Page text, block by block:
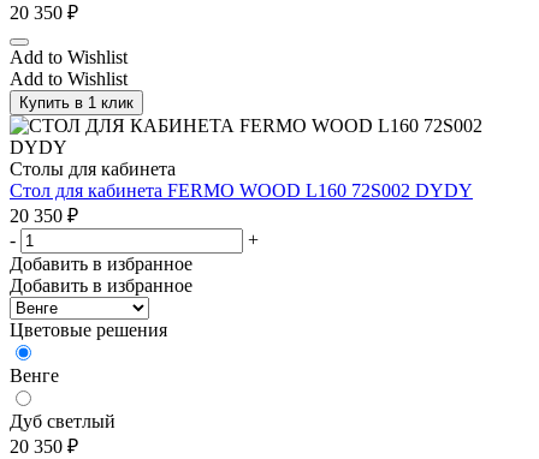
20 350 ₽
Add to Wishlist
Add to Wishlist
Купить в 1 клик
Столы для кабинета
Стол для кабинета FERMO WOOD L160 72S002 DYDY
20 350 ₽
-
+
Добавить в избранное
Добавить в избранное
Цветовые решения
Венге
Дуб светлый
20 350 ₽